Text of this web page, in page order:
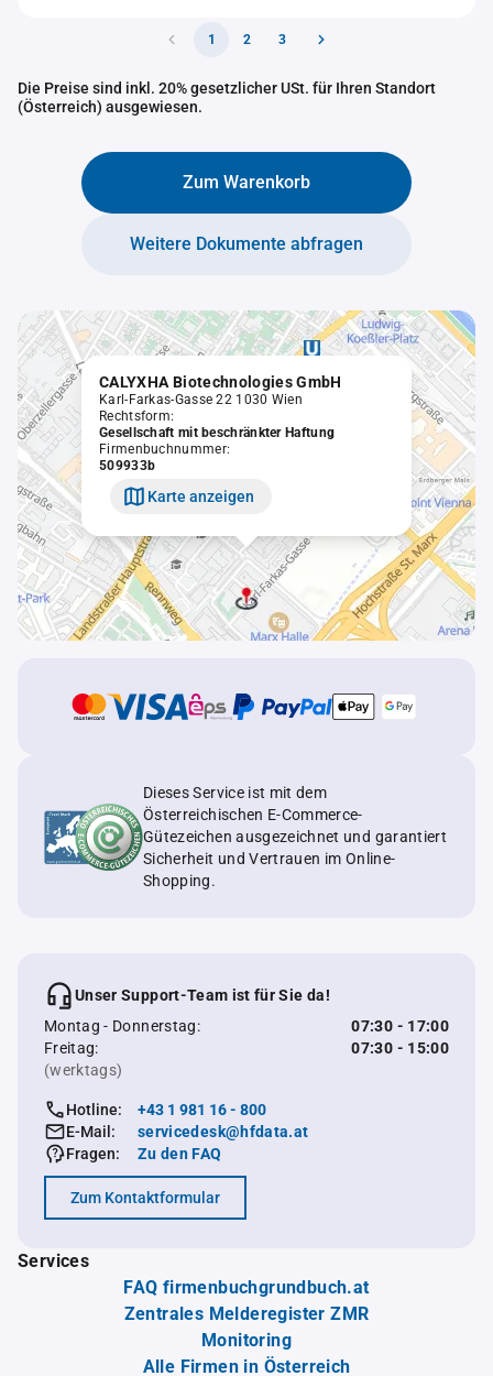
1 2 3
Die Preise sind inkl. 20% gesetzlicher USt. für Ihren Standort
(Österreich) ausgewiesen.
Zum Warenkorb
Weitere Dokumente abfragen
CALYXHA Biotechnologies GmbH
Karl-Farkas-Gasse 22 1030 Wien
Rechtsform:
Gesellschaft mit beschränkter Haftung
Firmenbuchnummer:
509933b
Karte anzeigen
Dieses Service ist mit dem
Österreichischen E-Commerce-
Gütezeichen ausgezeichnet und garantiert
Sicherheit und Vertrauen im Online-
Shopping.
Unser Support-Team ist für Sie da!
Montag - Donnerstag:
07:30 - 17:00
Freitag:
07:30 - 15:00
(werktags)
Hotline:
+43 1 981 16 - 800
E-Mail:
servicedesk@hfdata.at
Fragen:
Zu den FAQ
Zum Kontaktformular
Services
FAQ firmenbuchgrundbuch.at
Zentrales Melderegister ZMR
Monitoring
Alle Firmen in Österreich